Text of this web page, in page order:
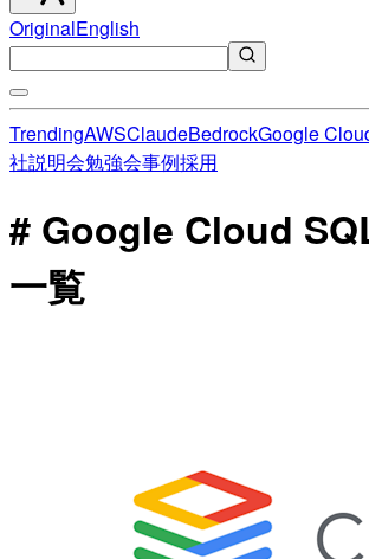
OriginalEnglish
TrendingAWSClaudeBedrockGoogle
社説明会勉強会事例採用
# Google Cloud
一覧